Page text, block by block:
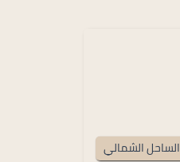
الساحل الشمالي